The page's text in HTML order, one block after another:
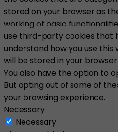
stored on your browser as
working of basic
use third-party cookies that
understand how you use this
will be stored in your
You also have the option to
But opting out of some of
your browsing experience.
Necessary
Necessary